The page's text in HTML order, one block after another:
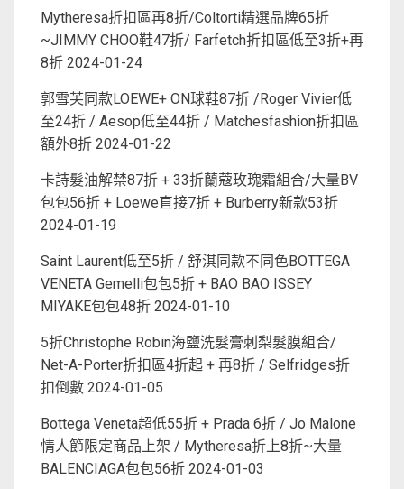
Mytheresa折扣區再8折/Coltorti精選品牌65折
~JIMMY CHOO鞋47折/ Farfetch折扣區低至3折+再
8折 2024-01-24
郭雪芙同款LOEWE+ ON球鞋87折 /Roger Vivier低
至24折 / Aesop低至44折 / Matchesfashion折扣區
額外8折 2024-01-22
卡詩髮油解禁87折 + 33折蘭蔻玫瑰霜組合/大量BV
包包56折 + Loewe直接7折 + Burberry新款53折
2024-01-19
Saint Laurent低至5折 / 舒淇同款不同色BOTTEGA
VENETA Gemelli包包5折 + BAO BAO ISSEY
MIYAKE包包48折 2024-01-10
5折Christophe Robin海鹽洗髮膏刺梨髮膜組合/
Net-A-Porter折扣區4折起 + 再8折 / Selfridges折
扣倒數 2024-01-05
Bottega Veneta超低55折 + Prada 6折 / Jo Malone
情人節限定商品上架 / Mytheresa折上8折~大量
BALENCIAGA包包56折 2024-01-03